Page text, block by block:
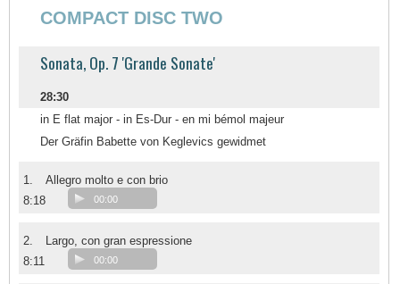
COMPACT DISC TWO
Sonata, Op. 7 'Grande Sonate'
28:30
in E flat major - in Es-Dur - en mi bémol majeur
Der Gräfin Babette von Keglevics gewidmet
1.
Allegro molto e con brio
8:18
00:00
2.
Largo, con gran espressione
8:11
00:00